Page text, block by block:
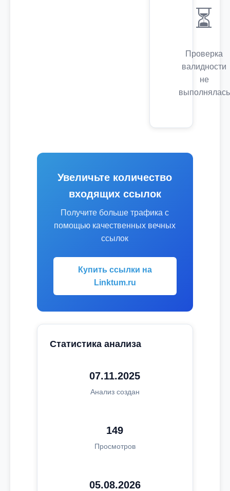
⏳
Проверка
валидности
не
выполнялась
Увеличьте количество
входящих ссылок
Получите больше трафика с
помощью качественных вечных
ссылок
Купить ссылки на
Linktum.ru
Статистика анализа
07.11.2025
Анализ создан
149
Просмотров
05.08.2026